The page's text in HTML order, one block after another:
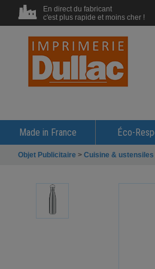
En direct du fabricant
c'est plus rapide et moins cher !
Made in France Éco-
Objet Publicitaire > Cuisine & ustensiles